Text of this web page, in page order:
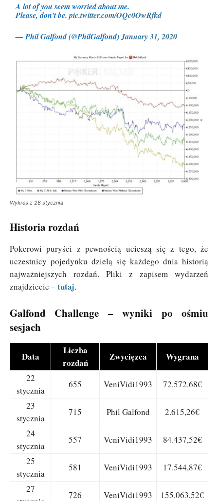
A lot of you seem worried about me.
Please, don’t be.pic.twitter.com/OQc0OwRfkd
— Phil Galfond (@PhilGalfond)January 31, 2020
Wykres z 28 stycznia
Historia rozdań
Pokerowi puryści z pewnością ucieszą się z tego, że
uczestnicy pojedynku dzielą się każdego dnia historią
najważniejszych rozdań. Pliki z zapisem wydarzeń
znajdziecie –tutaj.
Galfond Challenge – wyniki po ośmiu
sesjach
Data
Liczba
rozdań
Zwycięzca Wygrana
22
stycznia
655 VeniVidi1993
72.572.68€
23
stycznia
715 Phil Galfond
2.615,26€
24
stycznia
557 VeniVidi1993
84.437,52€
25
stycznia
581 VeniVidi1993
17.544,87€
27
726 VeniVidi1993 155.063,52€